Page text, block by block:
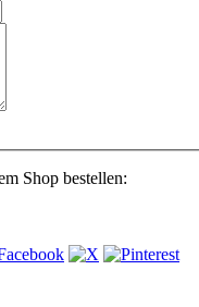
Shop bestellen: